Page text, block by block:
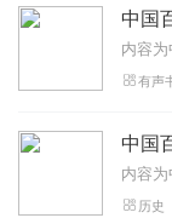
中国
有声
中国
历史